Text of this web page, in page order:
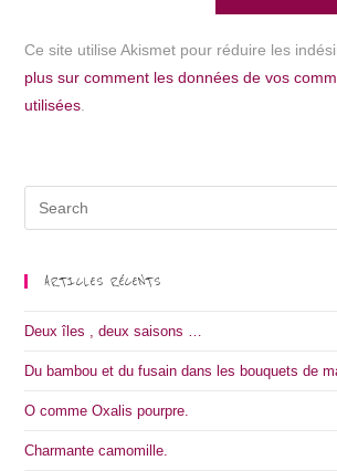
Ce site utilise Akismet pour réduire les
plus sur comment les données de vos
utilisées.
ARTICLES RÉCENTS
Deux îles , deux saisons …
Du bambou et du fusain dans les bouquets de
O comme Oxalis pourpre.
Charmante camomille.